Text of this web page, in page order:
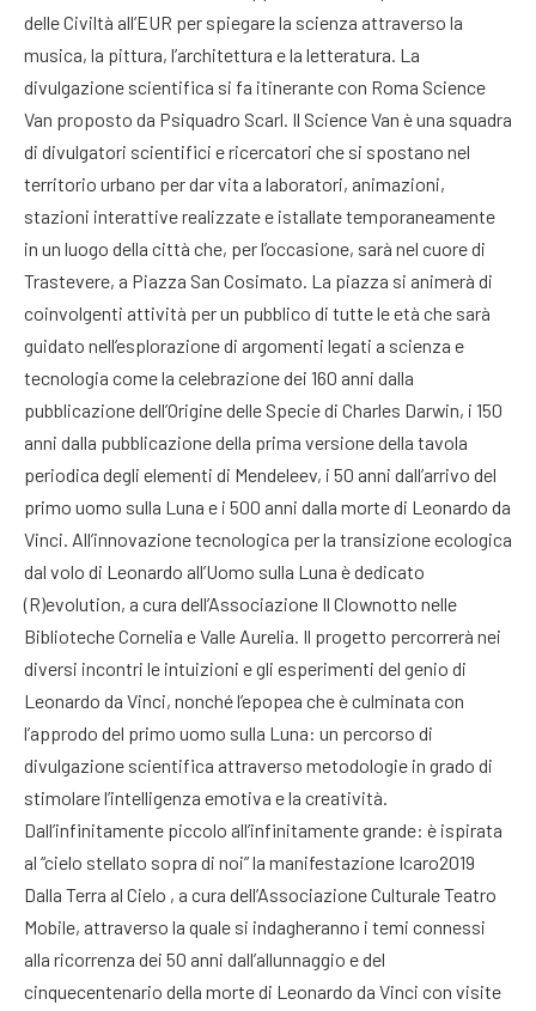
delle Civiltà all’EUR per spiegare la scienza attraverso la
musica, la pittura, l’architettura e la letteratura. La
divulgazione scientifica si fa itinerante con Roma Science
Van proposto da Psiquadro Scarl. Il Science Van è una squadra
di divulgatori scientifici e ricercatori che si spostano nel
territorio urbano per dar vita a laboratori, animazioni,
stazioni interattive realizzate e istallate temporaneamente
in un luogo della città che, per l’occasione, sarà nel cuore di
Trastevere, a Piazza San Cosimato. La piazza si animerà di
coinvolgenti attività per un pubblico di tutte le età che sarà
guidato nell’esplorazione di argomenti legati a scienza e
tecnologia come la celebrazione dei 160 anni dalla
pubblicazione dell’Origine delle Specie di Charles Darwin, i 150
anni dalla pubblicazione della prima versione della tavola
periodica degli elementi di Mendeleev, i 50 anni dall’arrivo del
primo uomo sulla Luna e i 500 anni dalla morte di Leonardo da
Vinci. All’innovazione tecnologica per la transizione ecologica
dal volo di Leonardo all’Uomo sulla Luna è dedicato
(R)evolution, a cura dell’Associazione Il Clownotto nelle
Biblioteche Cornelia e Valle Aurelia. Il progetto percorrerà nei
diversi incontri le intuizioni e gli esperimenti del genio di
Leonardo da Vinci, nonché l’epopea che è culminata con
l’approdo del primo uomo sulla Luna: un percorso di
divulgazione scientifica attraverso metodologie in grado di
stimolare l’intelligenza emotiva e la creatività.
Dall’infinitamente piccolo all’infinitamente grande: è ispirata
al “cielo stellato sopra di noi” la manifestazione Icaro2019
Dalla Terra al Cielo , a cura dell’Associazione Culturale Teatro
Mobile, attraverso la quale si indagheranno i temi connessi
alla ricorrenza dei 50 anni dall’allunnaggio e del
cinquecentenario della morte di Leonardo da Vinci con visite